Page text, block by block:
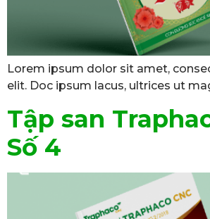
Lorem ipsum dolor sit amet,
elit. Doc ipsum lacus, ultrices ut
Tập san
Số 4